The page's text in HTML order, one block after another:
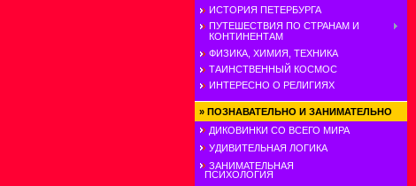
ИСТОРИЯ ПЕТЕРБУРГА
ПУТЕШЕСТВИЯ ПО СТРАНАМ И
КОНТИНЕНТАМ
ФИЗИКА, ХИМИЯ, ТЕХНИКА
ТАИНСТВЕННЫЙ КОСМОС
ИНТЕРЕСНО О РЕЛИГИЯХ
» ПОЗНАВАТЕЛЬНО И ЗАНИМАТЕЛЬНО
ДИКОВИНКИ СО ВСЕГО МИРА
УДИВИТЕЛЬНАЯ ЛОГИКА
ЗАНИМАТЕЛЬНАЯ
ПСИХОЛОГИЯ